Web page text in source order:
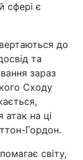
сфері є
до
та
зараз
Сходу
атак на ці
Гордон.
світу,